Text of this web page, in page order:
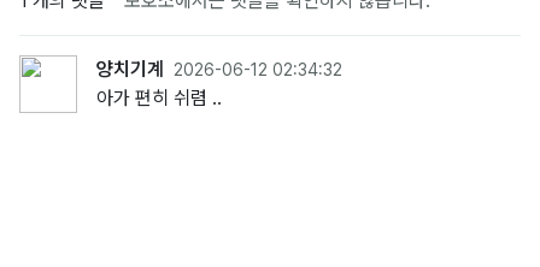
양치기계 2026-06-12 02:34:32
아가 편히 쉬렴 ..